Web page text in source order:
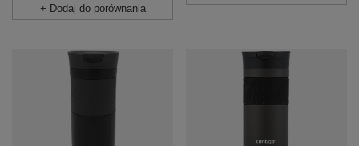
+ Dodaj do porównania